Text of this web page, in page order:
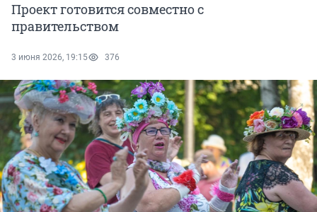
Проект готовится совместно с
правительством
3 июня 2026, 19:15 376